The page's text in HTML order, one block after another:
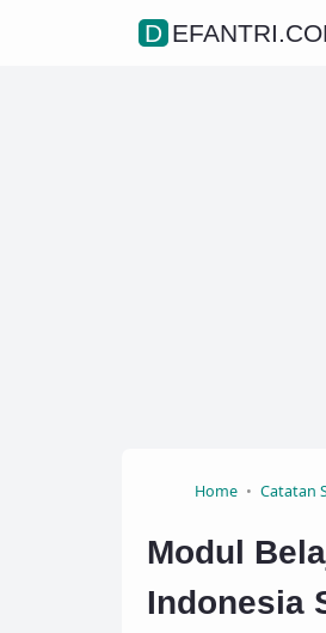
Home Catatan
Modul
Indonesia